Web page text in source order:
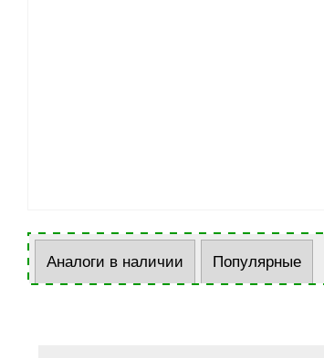
Аналоги в наличии Популярные